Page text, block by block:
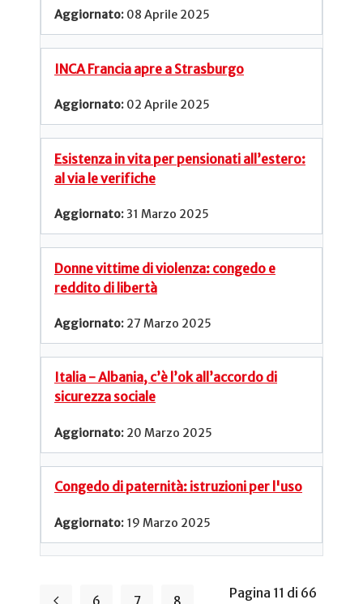
08 Aprile 2025
INCA Francia apre a Strasburgo
02 Aprile 2025
Esistenza in vita per pensionati all’estero:
al via le verifiche
31 Marzo 2025
Donne vittime di violenza: congedo e
reddito di libertà
27 Marzo 2025
Italia - Albania, c’è l’ok all’accordo di
sicurezza sociale
20 Marzo 2025
Congedo di paternità: istruzioni per l'uso
19 Marzo 2025
Pagina 11 di 66